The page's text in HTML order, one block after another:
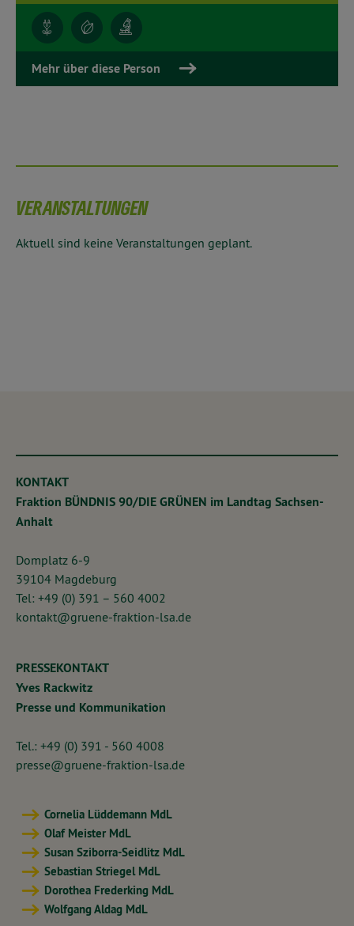
Mehr über diese Person
VERANSTALTUNGEN
Aktuell sind keine Veranstaltungen geplant.
KONTAKT
Fraktion BÜNDNIS 90/DIE GRÜNEN im Landtag Sachsen-
Anhalt
Domplatz 6-9
39104 Magdeburg
Tel: +49 (0) 391 – 560 4002
kontakt@gruene-fraktion-lsa.de
PRESSEKONTAKT
Yves Rackwitz
Presse und Kommunikation
Tel.: +49 (0) 391 - 560 4008
presse@gruene-fraktion-lsa.de
Cornelia Lüddemann MdL
Olaf Meister MdL
Susan Sziborra-Seidlitz MdL
Sebastian Striegel MdL
Dorothea Frederking MdL
Wolfgang Aldag MdL